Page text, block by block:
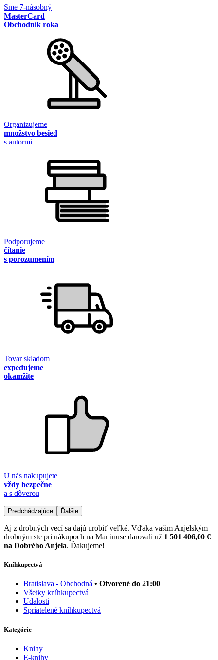
Sme 7-násobný
MasterCard
Obchodník roka
Organizujeme
množstvo besied
s autormi
Podporujeme
čítanie
s porozumením
Tovar skladom
expedujeme
okamžite
U nás nakupujete
vždy bezpečne
a s dôverou
Predchádzajúce Ďalšie
Aj z drobných vecí sa dajú urobiť veľké. Vďaka vašim Anjelským
drobným ste pri nákupoch na Martinuse darovali už 1 501 406,00 €
na Dobrého Anjela. Ďakujeme!
Kníhkupectvá
Bratislava - Obchodná • Otvorené do 21:00
Všetky kníhkupectvá
Udalosti
Spriatelené kníhkupectvá
Kategórie
Knihy
E-knihy